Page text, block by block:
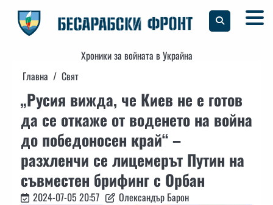
content
Хроники за войната в Украйна
Главна
Свят
„Русия вижда, че Киев не е готов
да се откаже от воденето на война
до победоносен край“ –
разхленчи се лицемерът Путин на
съвместен брифинг с Орбан
2024-07-05 20:57 Олександър Барон